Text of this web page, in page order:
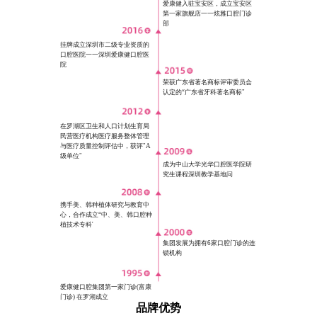
爱康健口腔集团第一家门诊(富康
门诊) 在罗湖成立
集团发展为拥有6家口腔门诊的连
锁机构
携手美、韩种植体研究与教育中
心，合作成立“中、美、韩口腔种
植技术专科'
成为中山大学光华口腔医学院研
究生课程深圳教学基地问
在罗湖区卫生和人口计划生育局
民营医疗机构医疗服务整体管理
与医疗质量控制评估中，获评"A
级单位"
荣获广东省著名商标评审委员会
认定的“广东省牙科著名商标"
挂牌成立深圳市二级专业资质的
口腔医院一一深圳爱康健口腔医
院
爱康健入驻宝安区，成立宝安区
第一家旗舰店一一炫雅口腔门诊
部
品牌优势